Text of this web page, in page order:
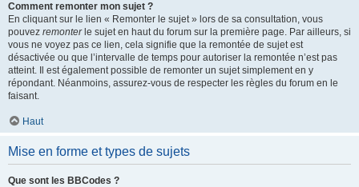
Comment remonter mon sujet ?
En cliquant sur le lien « Remonter le sujet » lors de sa consultation, vous
pouvez remonterle sujet en haut du forum sur la première page. Par ailleurs, si
vous ne voyez pas ce lien, cela signifie que la remontée de sujet est
désactivée ou que l’intervalle de temps pour autoriser la remontée n’est pas
atteint. Il est également possible de remonter un sujet simplement en y
répondant. Néanmoins, assurez-vous de respecter les règles du forum en le
faisant.
Haut
Mise en forme et types de sujets
Que sont les BBCodes ?